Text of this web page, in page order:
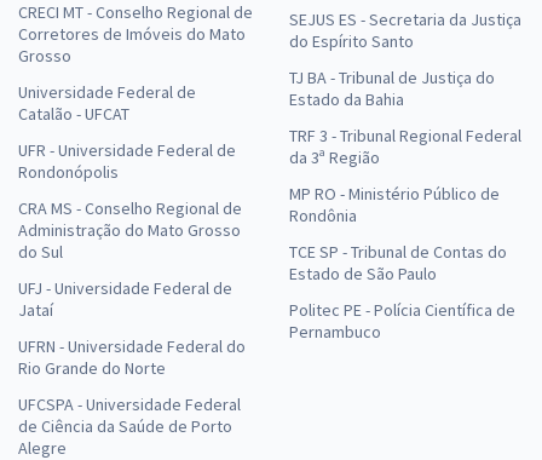
CRECI MT - Conselho Regional de
Corretores de Imóveis do Mato
Grosso
Universidade Federal de
Catalão - UFCAT
UFR - Universidade Federal de
Rondonópolis
CRA MS - Conselho Regional de
Administração do Mato Grosso
do Sul
UFJ - Universidade Federal de
Jataí
UFRN - Universidade Federal do
Rio Grande do Norte
UFCSPA - Universidade Federal
de Ciência da Saúde de Porto
Alegre
SEJUS ES - Secretaria da Justiça
do Espírito Santo
TJ BA - Tribunal de Justiça do
Estado da Bahia
TRF 3 - Tribunal Regional Federal
da 3ª Região
MP RO - Ministério Público de
Rondônia
TCE SP - Tribunal de Contas do
Estado de São Paulo
Politec PE - Polícia Científica de
Pernambuco